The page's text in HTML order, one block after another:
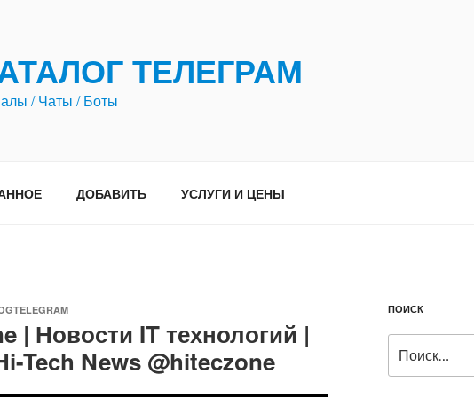
ТЕЛЕГРАМ
/ Чаты / Боты
ДОБАВИТЬ УСЛУГИ И ЦЕНЫ
| Новости IT технологий |
Tech News @hiteczone
ПОИСК